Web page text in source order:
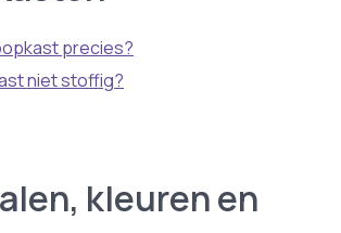
precies?
niet stoffig?
kleuren en